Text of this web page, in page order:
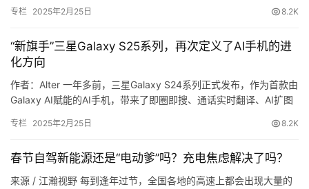
车
直
播
栏
会力量参与精准扶贫模式的创新尝试，许坚在接受媒体采访
时说：“世界的变好，不是少数人做了很多，而是每个人都
做了一点点。”
经梳理发现，近期王兴…
专栏 2025年2月25日 8.2K
“新旗手”三星Galaxy S25系列，再次定义了AI手机的进
化方向
作者：Alter 一年多前，三星Galaxy S24系列正式发布，作为首款由
Galaxy AI赋能的AI手机，带来了即圈即搜、通话实时翻译、AI扩图
义，体验上也没有“标准答…
专栏 2025年2月25日 8.2K
春节自驾新能源还是“电动爹”吗？充电焦虑解决了吗？
来源 / 江瀚视野 每到逢年过节，全国各地的高速上都会出现大量的